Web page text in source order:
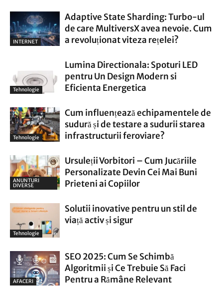
INTERNET
Adaptive State Sharding: Turbo-ul
de care MultiversX avea nevoie. Cum
a revoluționat viteza rețelei?
Tehnologie
Lumina Directionala: Spoturi LED
pentru Un Design Modern si
Eficienta Energetica
Tehnologie
Cum influențează echipamentele de
sudură și de testare a sudurii starea
infrastructurii feroviare?
ANUNTURI
DIVERSE
Ursuleții Vorbitori – Cum Jucăriile
Personalizate Devin Cei Mai Buni
Prieteni ai Copiilor
Tehnologie
Solutii inovative pentru un stil de
viață activ și sigur
AFACERI
SEO 2025: Cum Se Schimbă
Algoritmii și Ce Trebuie Să Faci
Pentru a Rămâne Relevant